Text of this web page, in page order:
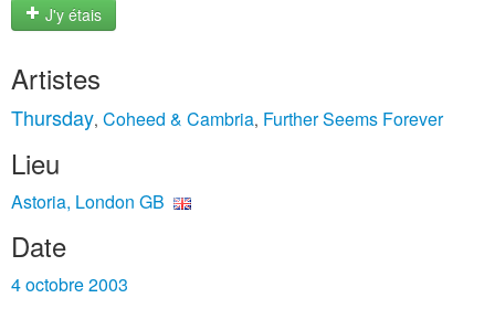
J'y étais
Artistes
Thursday, Coheed & Cambria, Further Seems Forever
Lieu
Astoria, London GB
Date
4 octobre 2003